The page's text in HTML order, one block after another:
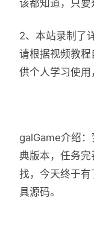
该都知道，只
2、本站录制了
请根据视频教
供个人学习使用
galGame介绍
典版本，任务
找，今天终于
具源码。